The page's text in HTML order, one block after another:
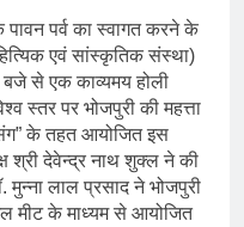
पावन पर्व का स्वागत करने के
एवं सांस्कृतिक संस्था)
बजे से एक काव्यमय होली
स्तर पर भोजपुरी की महत्ता
के तहत आयोजित इस
श्री देवेन्द्र नाथ शुक्ल ने की
लाल प्रसाद ने भोजपुरी
मीट के माध्यम से आयोजित